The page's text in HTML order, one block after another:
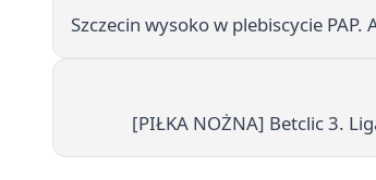
Szczecin wysoko w plebiscycie
[PIŁKA NOŻNA] Betclic 3.